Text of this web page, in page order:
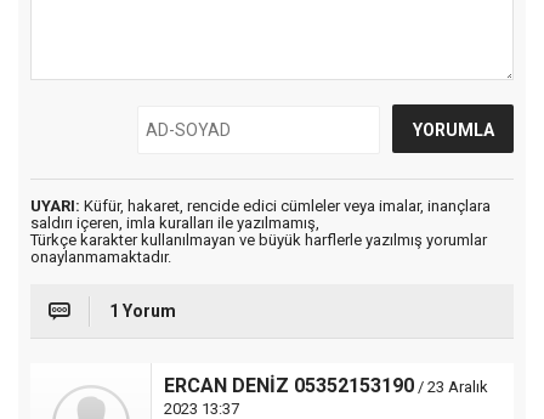
UYARI: Küfür, hakaret, rencide edici cümleler veya imalar, inançlara
saldırı içeren, imla kuralları ile yazılmamış,
Türkçe karakter kullanılmayan ve büyük harflerle yazılmış yorumlar
onaylanmamaktadır.
1 Yorum
ERCAN DENİZ 05352153190 / 23 Aralık
2023 13:37